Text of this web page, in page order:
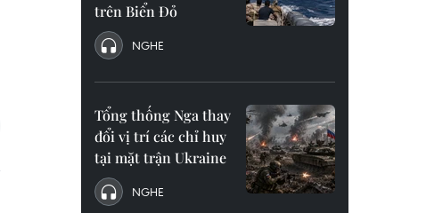
trên Biển Đỏ
NGHE
Tổng thống Nga thay
đổi vị trí các chỉ huy
tại mặt trận Ukraine
NGHE